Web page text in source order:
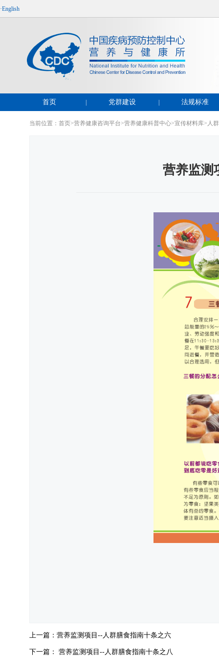
·English
首页 党群建设 法规标准
当前位置： 首页>营养健康咨询平台>营养健康科普中心>宣传材料库> 人
营养监测
上一篇： 营养监测项目--人群膳食指南十条之六
下一篇： 营养监测项目--人群膳食指南十条之八